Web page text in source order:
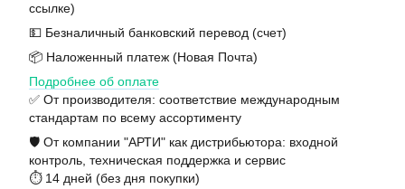
ссылке)
💵 Безналичный банковский перевод (счет)
📦 Наложенный платеж (Новая Почта)
Подробнее об оплате
✅ От производителя: соответствие международным
стандартам по всему ассортименту
🛡️ От компании "АРТИ" как дистрибьютора: входной
контроль, техническая поддержка и сервис
⏱️ 14 дней (без дня покупки)